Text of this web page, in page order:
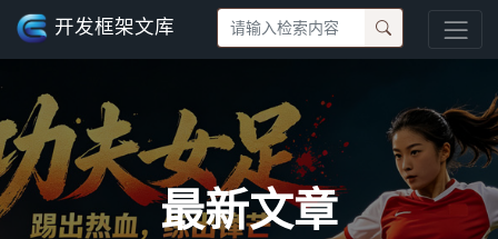
开发框架文库
最新文章